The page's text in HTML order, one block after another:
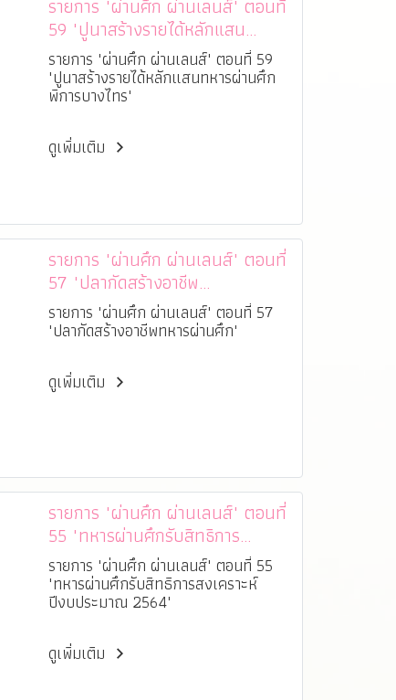
รายการ "ผ่านศึก ผ่านเลนส์" ตอนที่
59 "ปูนาสร้างรายได้หลักแสน
ทหารผ่านศึกพิการบางไทร"
รายการ "ผ่านศึก ผ่านเลนส์" ตอนที่ 59
"ปูนาสร้างรายได้หลักแสนทหารผ่านศึก
พิการบางไทร"
ดูเพิ่มเติม
รายการ "ผ่านศึก ผ่านเลนส์" ตอนที่
57 "ปลากัดสร้างอาชีพ
ทหารผ่านศึก"
รายการ "ผ่านศึก ผ่านเลนส์" ตอนที่ 57
"ปลากัดสร้างอาชีพทหารผ่านศึก"
ดูเพิ่มเติม
รายการ "ผ่านศึก ผ่านเลนส์" ตอนที่
55 "ทหารผ่านศึกรับสิทธิการ
สงเคราะห์ ปีงบประมาณ 2564"
รายการ "ผ่านศึก ผ่านเลนส์" ตอนที่ 55
"ทหารผ่านศึกรับสิทธิการสงเคราะห์
ปีงบประมาณ 2564"
ดูเพิ่มเติม